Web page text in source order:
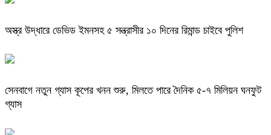
অস্ত্র উদ্ধারে ডেভিড ইমনসহ ৫ সন্ত্রাসীর ১০ দিনের রিমান্ড চাইবে পুলিশ
সেনবাগে নতুন গ্যাস কূপের খনন শুরু, মিলতে পারে দৈনিক ৫-৭ মিলিয়ন ঘনফুট
গ্যাস